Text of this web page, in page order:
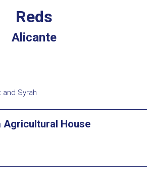
Reds
Alicante
and Syrah
Agricultural House